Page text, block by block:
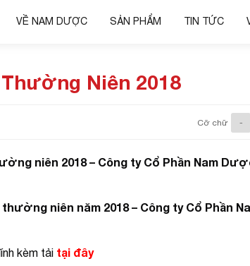
VỀ NAM DƯỢC SẢN PHẨM TIN TỨC
Niên 2018
Cỡ chữ -
niên 2018 – Công ty Cổ Phần Nam
niên năm 2018 – Công ty Cổ Phần
kèm tải tại đây